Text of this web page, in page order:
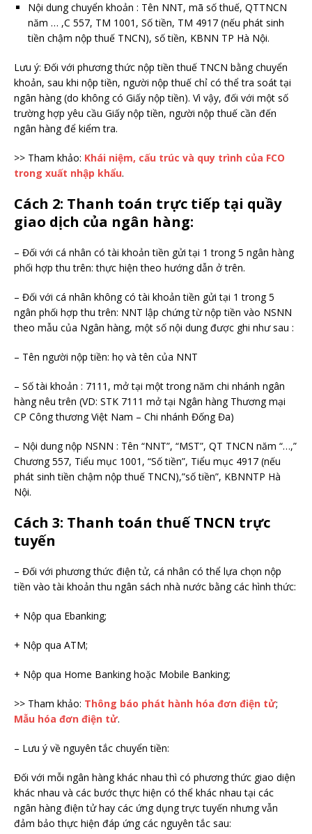
Nội dung chuyển khoản : Tên NNT, mã số thuế, QTTNCN
năm … ,C 557, TM 1001, Số tiền, TM 4917 (nếu phát sinh
tiền chậm nộp thuế TNCN), số tiền, KBNN TP Hà Nội.
Lưu ý: Đối với phương thức nộp tiền thuế TNCN bằng chuyển
khoản, sau khi nộp tiền, người nộp thuế chỉ có thể tra soát tại
ngân hàng (do không có Giấy nộp tiền). Vì vậy, đối với một số
trường hợp yêu cầu Giấy nộp tiền, người nộp thuế cần đến
ngân hàng để kiểm tra.
>> Tham khảo: Khái niệm, cấu trúc và quy trình của FCO
trong xuất nhập khẩu.
Cách 2: Thanh toán trực tiếp tại quầy
giao dịch của ngân hàng:
– Đối với cá nhân có tài khoản tiền gửi tại 1 trong 5 ngân hàng
phối hợp thu trên: thực hiện theo hướng dẫn ở trên.
– Đối với cá nhân không có tài khoản tiền gửi tại 1 trong 5
ngân phối hợp thu trên: NNT lập chứng từ nộp tiền vào NSNN
theo mẫu của Ngân hàng, một số nội dung được ghi như sau :
– Tên người nộp tiền: họ và tên của NNT
– Số tài khoản : 7111, mở tại một trong năm chi nhánh ngân
hàng nêu trên (VD: STK 7111 mở tại Ngân hàng Thương mại
CP Công thương Việt Nam – Chi nhánh Đống Đa)
– Nội dung nộp NSNN : Tên “NNT”, “MST”, QT TNCN năm “…,”
Chương 557, Tiểu mục 1001, “Số tiền”, Tiểu mục 4917 (nếu
phát sinh tiền chậm nộp thuế TNCN),”số tiền”, KBNNTP Hà
Nội.
Cách 3: Thanh toán thuế TNCN trực
tuyến
– Đối với phương thức điện tử, cá nhân có thể lựa chọn nộp
tiền vào tài khoản thu ngân sách nhà nước bằng các hình thức:
+ Nộp qua Ebanking;
+ Nộp qua ATM;
+ Nộp qua Home Banking hoặc Mobile Banking;
>> Tham khảo: Thông báo phát hành hóa đơn điện tử;
Mẫu hóa đơn điện tử.
– Lưu ý về nguyên tắc chuyển tiền:
Đối với mỗi ngân hàng khác nhau thì có phương thức giao diện
khác nhau và các bước thực hiện có thể khác nhau tại các
ngân hàng điện tử hay các ứng dụng trực tuyến nhưng vẫn
đảm bảo thực hiện đáp ứng các nguyên tắc sau: